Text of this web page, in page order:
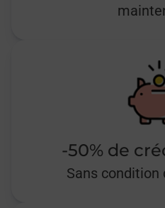
-50% de
Sans condition